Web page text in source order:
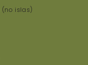
(no islas)